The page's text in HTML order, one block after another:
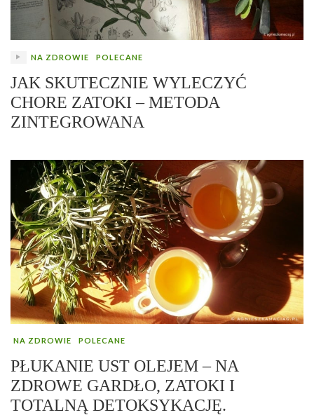
NA ZDROWIE POLECANE
JAK SKUTECZNIE WYLECZYĆ
CHORE ZATOKI – METODA
ZINTEGROWANA
NA ZDROWIE POLECANE
PŁUKANIE UST OLEJEM – NA
ZDROWE GARDŁO, ZATOKI I
TOTALNĄ DETOKSYKACJĘ.